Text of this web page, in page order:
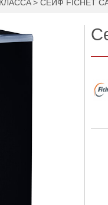
СЕЙФ FICHET